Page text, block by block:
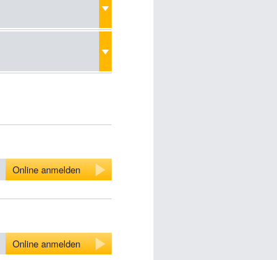
Online anmelden
Online anmelden